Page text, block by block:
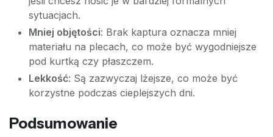
sytuacjach.
Mniej objętości: Brak kaptura oznacza mniej
materiału na plecach, co może być wygodniejsze
pod kurtką czy płaszczem.
Lekkość: Są zazwyczaj lżejsze, co może być
korzystne podczas cieplejszych dni.
Podsumowanie